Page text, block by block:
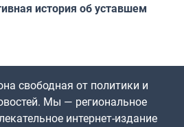
история об уставшем
свободная от политики и
Мы — региональное
интернет-издание